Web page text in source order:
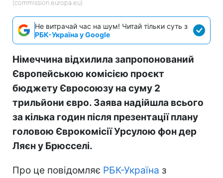
(commission.europa.eu)
Не витрачай час на шум! Читай тільки суть з
РБК-Україна у Google
Німеччина відхилила запропонований
Європейською комісією проєкт
бюджету Євросоюзу на суму 2
трильйони євро. Заява надійшла всього
за кілька годин після презентації плану
головою Єврокомісії Урсулою фон дер
Ляєн у Брюсселі.
Про це повідомляє РБК-Україна з